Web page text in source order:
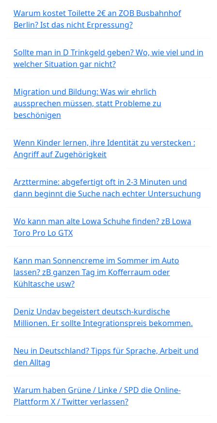
Warum kostet Toilette 2€ an ZOB Busbahnhof
Berlin? Ist das nicht Erpressung?
Sollte man in D Trinkgeld geben? Wo, wie viel und in
welcher Situation gar nicht?
Migration und Bildung: Was wir ehrlich
aussprechen müssen, statt Probleme zu
beschönigen
Wenn Kinder lernen, ihre Identität zu verstecken :
Angriff auf Zugehörigkeit
Arzttermine: abgefertigt oft in 2-3 Minuten und
dann beginnt die Suche nach echter Untersuchung
Wo kann man alte Lowa Schuhe finden? zB Lowa
Toro Pro Lo GTX
Kann man Sonnencreme im Sommer im Auto
lassen? zB ganzen Tag im Kofferraum oder
Kühltasche usw?
Deniz Undav begeistert deutsch-kurdische
Millionen. Er sollte Integrationspreis bekommen.
Neu in Deutschland? Tipps für Sprache, Arbeit und
den Alltag
Warum haben Grüne / Linke / SPD die Online-
Plattform X / Twitter verlassen?